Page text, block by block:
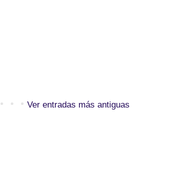
Ver entradas más antiguas